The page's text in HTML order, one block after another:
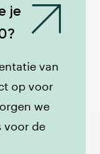
je
van
op voor
we
voor de